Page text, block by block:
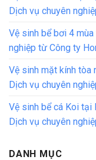
Dịch vụ chuyên
Vệ sinh bể bơi 4
nghiệp từ Công ty
Vệ sinh mặt kính tòa
Dịch vụ chuyên
Vệ sinh bể cá Koi tại
Dịch vụ chuyên
DANH MỤC